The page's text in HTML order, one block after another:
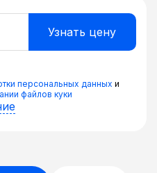
персональных данных и
файлов куки